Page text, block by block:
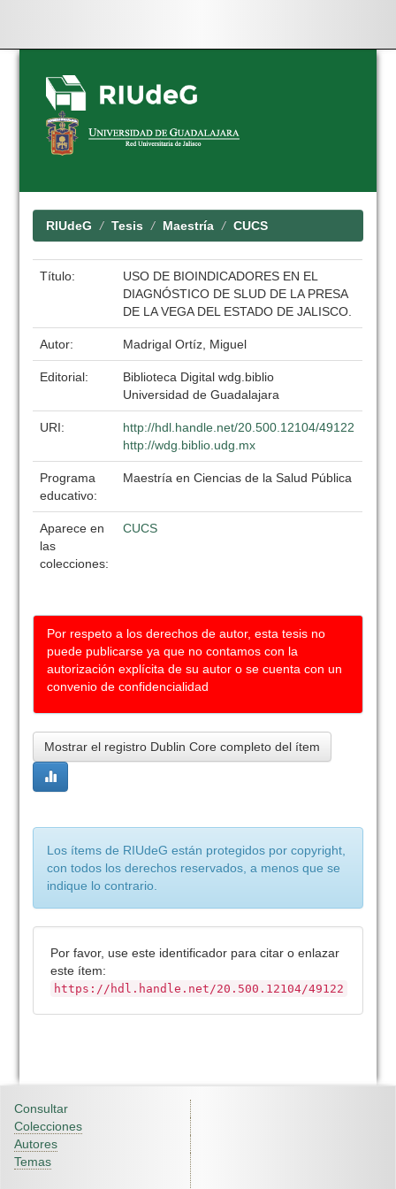
Skip
navigation
RIUdeG Tesis Maestría CUCS
Título:
USO DE BIOINDICADORES EN EL
DIAGNÓSTICO DE SLUD DE LA PRESA
DE LA VEGA DEL ESTADO DE JALISCO.
Autor: Madrigal Ortíz, Miguel
Editorial:
Biblioteca Digital wdg.biblio
Universidad de Guadalajara
URI:
http://hdl.handle.net/20.500.12104/49122
http://wdg.biblio.udg.mx
Programa
educativo:
Maestría en Ciencias de la Salud Pública
Aparece en
las
colecciones:
CUCS
Por respeto a los derechos de autor, esta tesis no
puede publicarse ya que no contamos con la
autorización explícita de su autor o se cuenta con un
convenio de confidencialidad
Mostrar el registro Dublin Core completo del ítem
Los ítems de RIUdeG están protegidos por copyright,
con todos los derechos reservados, a menos que se
indique lo contrario.
Por favor, use este identificador para citar o enlazar
este ítem:
https://hdl.handle.net/20.500.12104/49122
Consultar
Colecciones
Autores
Temas